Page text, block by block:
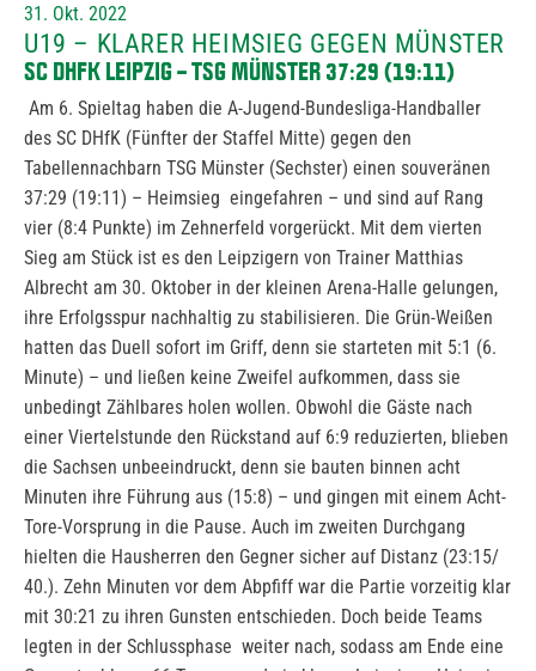
31. Okt. 2022
U19 – KLARER HEIMSIEG GEGEN MÜNSTER
SC DHFK LEIPZIG – TSG MÜNSTER 37:29 (19:11)
Am 6. Spieltag haben die A-Jugend-Bundesliga-Handballer
des SC DHfK (Fünfter der Staffel Mitte) gegen den
Tabellennachbarn TSG Münster (Sechster) einen souveränen
37:29 (19:11) – Heimsieg eingefahren – und sind auf Rang
vier (8:4 Punkte) im Zehnerfeld vorgerückt. Mit dem vierten
Sieg am Stück ist es den Leipzigern von Trainer Matthias
Albrecht am 30. Oktober in der kleinen Arena-Halle gelungen,
ihre Erfolgsspur nachhaltig zu stabilisieren. Die Grün-Weißen
hatten das Duell sofort im Griff, denn sie starteten mit 5:1 (6.
Minute) – und ließen keine Zweifel aufkommen, dass sie
unbedingt Zählbares holen wollen. Obwohl die Gäste nach
einer Viertelstunde den Rückstand auf 6:9 reduzierten, blieben
die Sachsen unbeeindruckt, denn sie bauten binnen acht
Minuten ihre Führung aus (15:8) – und gingen mit einem Acht-
Tore-Vorsprung in die Pause. Auch im zweiten Durchgang
hielten die Hausherren den Gegner sicher auf Distanz (23:15/
40.). Zehn Minuten vor dem Abpfiff war die Partie vorzeitig klar
mit 30:21 zu ihren Gunsten entschieden. Doch beide Teams
legten in der Schlussphase weiter nach, sodass am Ende eine